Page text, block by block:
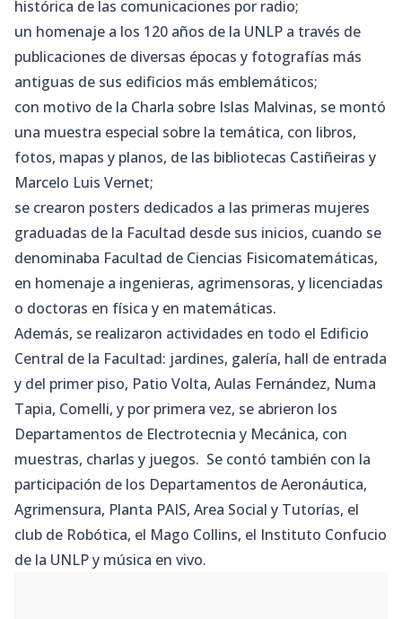
histórica de las comunicaciones por radio;
un homenaje a los 120 años de la UNLP a través de
publicaciones de diversas épocas y fotografías más
antiguas de sus edificios más emblemáticos;
con motivo de la Charla sobre Islas Malvinas, se montó
una muestra especial sobre la temática, con libros,
fotos, mapas y planos, de las bibliotecas Castiñeiras y
Marcelo Luis Vernet;
se crearon posters dedicados a las primeras mujeres
graduadas de la Facultad desde sus inicios, cuando se
denominaba Facultad de Ciencias Fisicomatemáticas,
en homenaje a ingenieras, agrimensoras, y licenciadas
o doctoras en física y en matemáticas.
Además, se realizaron actividades en todo el Edificio
Central de la Facultad: jardines, galería, hall de entrada
y del primer piso, Patio Volta, Aulas Fernández, Numa
Tapia, Comelli, y por primera vez, se abrieron los
Departamentos de Electrotecnia y Mecánica, con
muestras, charlas y juegos. Se contó también con la
participación de los Departamentos de Aeronáutica,
Agrimensura, Planta PAIS, Area Social y Tutorías, el
club de Robótica, el Mago Collins, el Instituto Confucio
de la UNLP y música en vivo.